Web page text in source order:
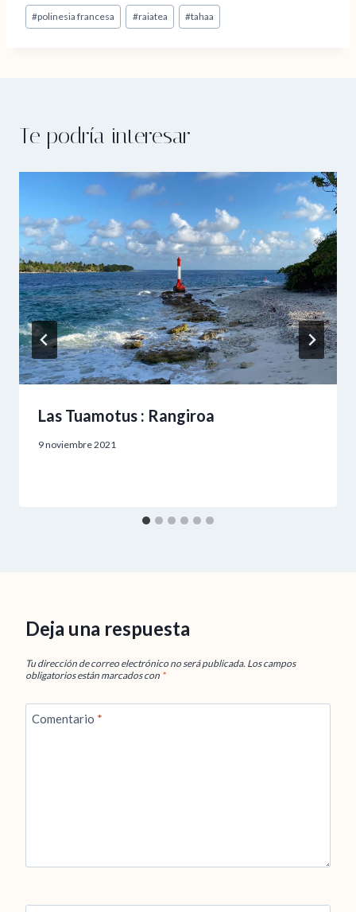
Etiquetas
de
#polinesia francesa #raiatea #tahaa
Te podría interesar
Las Tuamotus : Rangiroa
9 noviembre 2021
Deja una respuesta
Tu dirección de correo electrónico no será publicada. Los campos
obligatorios están marcados con *
Comentario *